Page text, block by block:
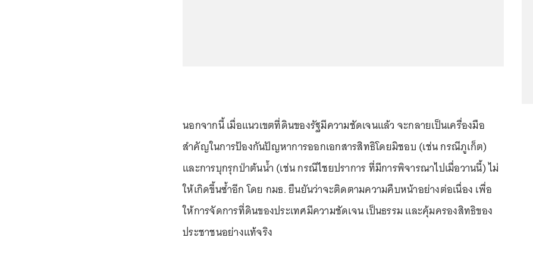
นอกจากนี้ เมื่อแนวเขตที่ดินของรัฐมีความชัดเจนแล้ว จะกลายเป็นเครื่องมือ
สำคัญในการป้องกันปัญหาการออกเอกสารสิทธิโดยมิชอบ (เช่น กรณีภูเก็ต)
และการบุกรุกป่าต้นน้ำ (เช่น กรณีไชยปราการ ที่มีการพิจารณาไปเมื่อวานนี้) ไม่
ให้เกิดขึ้นซ้ำอีก โดย กมธ. ยืนยันว่าจะติดตามความคืบหน้าอย่างต่อเนื่อง เพื่อ
ให้การจัดการที่ดินของประเทศมีความชัดเจน เป็นธรรม และคุ้มครองสิทธิของ
ประชาชนอย่างแท้จริง